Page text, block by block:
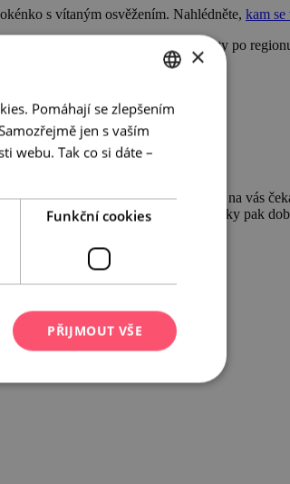
s vítaným osvěžením. Nahlédněte, kam
máte pravdu. Pojďme rozptýlit turisty po
ruch ještě plně neobjevil, všude na vás
po turistických stezkách a své zážitky pak
CZECH
×
Pomáhají se zlepšením
jen s vaším
webu. Tak co si dáte –
Funkční cookies
PŘIJMOUT VŠE